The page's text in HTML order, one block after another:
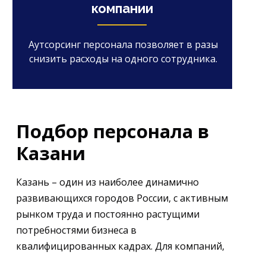
компании
Аутсорсинг персонала позволяет в разы
снизить расходы на одного сотрудника.
Казань – один из наиболее динамично
развивающихся городов России, с активным
рынком труда и постоянно растущими
потребностями бизнеса в
квалифицированных кадрах. Для компаний,
Подбор персонала в
Казани